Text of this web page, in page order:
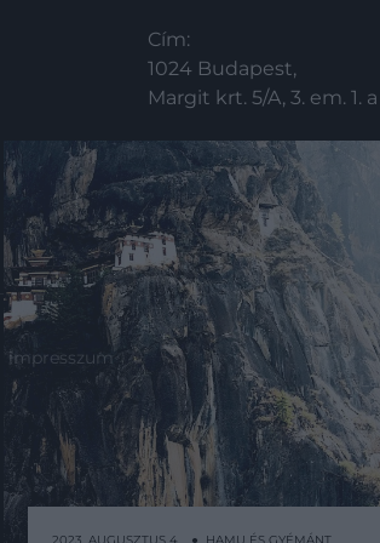
Cím:
1024 Budapest,
Margit krt. 5/A, 3. em. 1. a
impresszum